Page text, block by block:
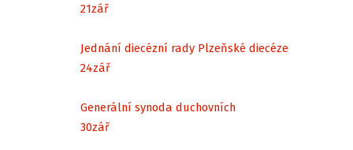
21zář
Jednání diecézní rady Plzeňské diecéze
24zář
Generální synoda duchovních
30zář